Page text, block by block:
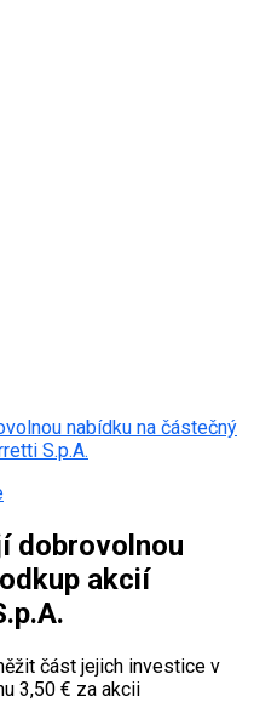
nabídku na částečný
S.p.A.
dobrovolnou
akcií
část jejich investice v
3,50 € za akcii